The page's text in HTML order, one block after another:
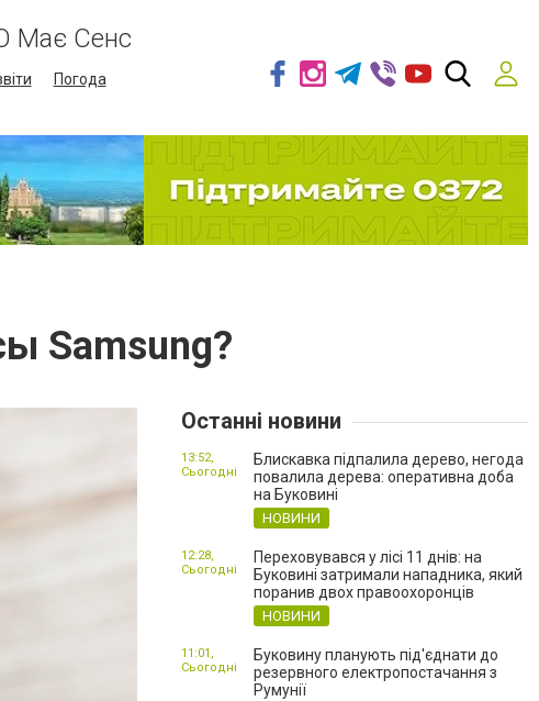
Має Сенс
Погода
Samsung?
Останні новини
Блискавка підпалила дерево, негода
повалила дерева: оперативна доба
на Буковині
НОВИНИ
13:52,
Сьогодні
Переховувався у лісі 11 днів: на
Буковині затримали нападника, який
поранив двох правоохоронців
НОВИНИ
12:28,
Сьогодні
Буковину планують під'єднати до
резервного електропостачання з
Румунії
11:01,
Сьогодні